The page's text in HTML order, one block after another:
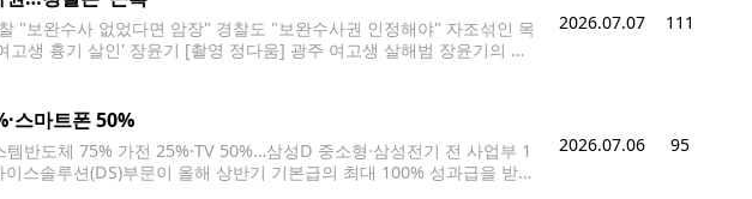
"보완수사 없었다면 암장" 경찰도 "보완수사권 인정해야" 자조섞인 목
생 흉기 살인' 장윤기 [촬영 정다움] 광주 여고생 살해범 장윤기의 현
2026.07.07 111
스마트폰 50%
반도체 75% 가전 25%·TV 50%…삼성D 중소형·삼성전기 전 사업부 1
스솔루션(DS)부문이 올해 상반기 기본급의 최대 100% 성과급을 받는
2026.07.06 95